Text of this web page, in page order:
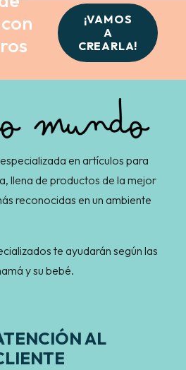
¡VAMOS
A
CREARLA!
en artículos para
llena de productos de la mejor
reconocidas en un ambiente
te ayudarán según las
y su bebé.
AL